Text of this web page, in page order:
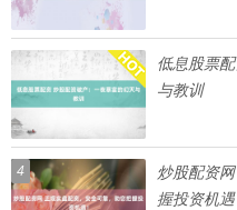
低息股票
与教训
4
炒股配资
握投资机遇